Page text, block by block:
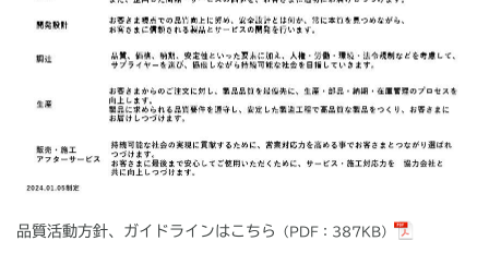
品質活動方針、ガイドラインはこちら （PDF：387KB）